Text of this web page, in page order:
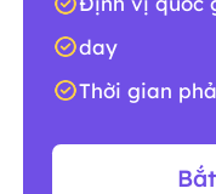
day
Thời gian